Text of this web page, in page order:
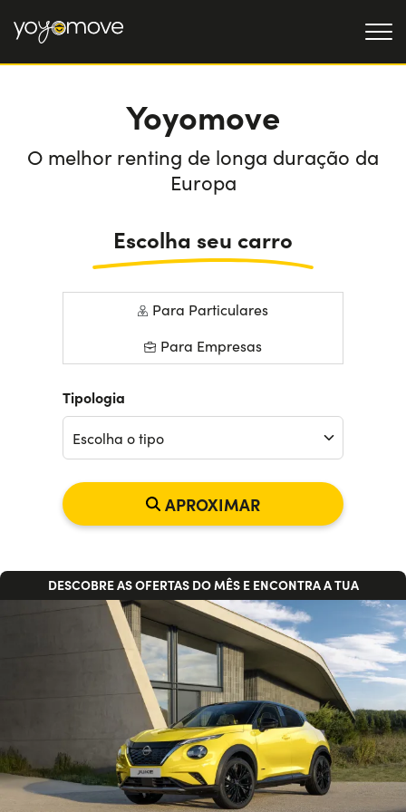
OFERTAS DE RENTING
OFERTAS DE RENTING
DE CARROS USADOS
A nossa história
Trabalha connosco
COMO FUNCIONA
POR QUE É CONVENIENTE
ESCOLHA UM PAÍS
Precisa de ajuda? +351938560102
Yoyomove
O melhor renting de longa duração da
Europa
Escolha seu carro
Para Particulares
Para Empresas
Tipologia
Escolha o tipo
APROXIMAR
A ALTURA CERTA PARA MUDAR DE CARRO
A ALTURA CERTA PARA MUDAR DE CARRO
DESCOBRE AS OFERTAS DO MÊS E ENCONTRA A TUA
A ALTURA CERTA PARA MUDAR DE CARRO
DESCOBRE AS OFERTAS DO MÊS E ENCONTRA A TUA